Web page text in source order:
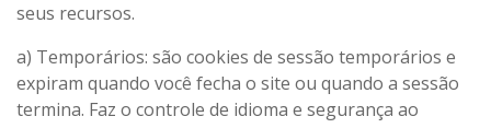
seus recursos.
a) Temporários: são cookies de sessão temporários e
expiram quando você fecha o site ou quando a sessão
termina. Faz o controle de idioma e segurança ao